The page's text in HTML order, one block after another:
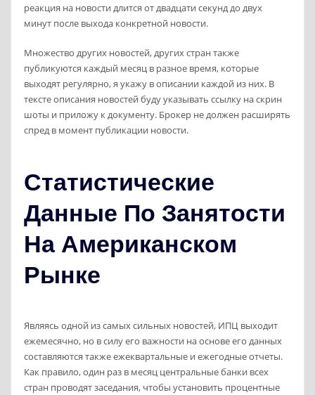
реакция на новости длится от двадцати секунд до двух
минут после выхода конкретной новости.
Множество других новостей, других стран также
публикуются каждый месяц в разное время, которые
выходят регулярно, я укажу в описании каждой из них. В
тексте описания новостей буду указывать ссылку на скрин
шоты и приложу к документу. Брокер не должен расширять
спред в момент публикации новости.
Статистические
Данные По Занятости
На Американском
Рынке
Являясь одной из самых сильных новостей, ИПЦ выходит
ежемесячно, но в силу его важности на основе его данных
составляются также ежеквартальные и ежегодные отчеты.
Как правило, один раз в месяц центральные банки всех
стран проводят заседания, чтобы установить процентные